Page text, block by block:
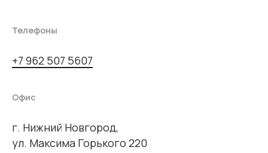
Телефоны
+7 962 507 5607
Офис
г. Нижний Новгород,
ул. Максима Горького 220